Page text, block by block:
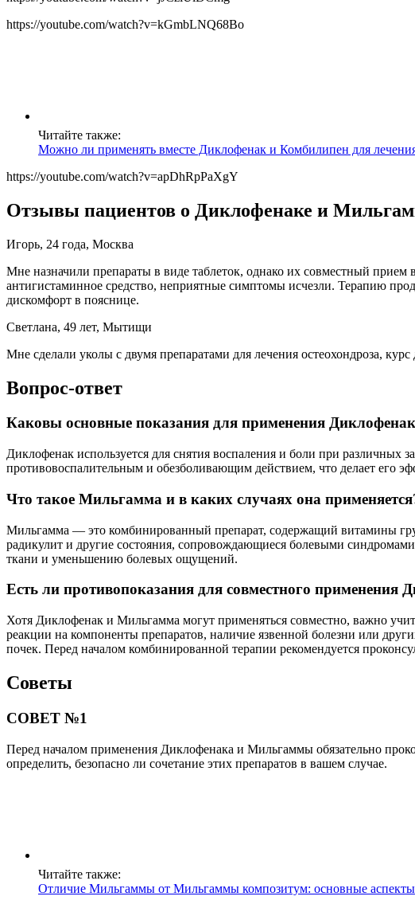
https://youtube.com/watch?v=kGmbLNQ68Bo
Читайте также:
Можно ли применять вместе Диклофенак и Комбилипен для
https://youtube.com/watch?v=apDhRpPaXgY
Отзывы пациентов о Диклофенаке и
Игорь, 24 года, Москва
Мне назначили препараты в виде таблеток, однако их совместный
антигистаминное средство, неприятные симптомы исчезли. Терапию
дискомфорт в пояснице.
Светлана, 49 лет, Мытищи
Мне сделали уколы с двумя препаратами для лечения остеохондроза,
Вопрос-ответ
Каковы основные показания для применения
Диклофенак используется для снятия воспаления и боли при различных
противовоспалительным и обезболивающим действием, что делает его
Что такое Мильгамма и в каких случаях она
Мильгамма — это комбинированный препарат, содержащий витамины
радикулит и другие состояния, сопровождающиеся болевыми
ткани и уменьшению болевых ощущений.
Есть ли противопоказания для совместного
Хотя Диклофенак и Мильгамма могут применяться совместно, важно
реакции на компоненты препаратов, наличие язвенной болезни или
почек. Перед началом комбинированной терапии рекомендуется
Советы
СОВЕТ №1
Перед началом применения Диклофенака и Мильгаммы обязательно
определить, безопасно ли сочетание этих препаратов в вашем случае.
Читайте также:
Отличие Мильгаммы от Мильгаммы композитум: основные аспекты